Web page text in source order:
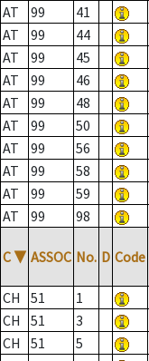
AT
99 41
AT
99 44
AT
99 45
AT
99 46
AT
99 48
AT
99 50
AT
99 56
AT
99 58
AT
99 59
AT
99 98
C ▼ ASSOC No. D Code
CH 51 1
CH
51 3
CH
51 5